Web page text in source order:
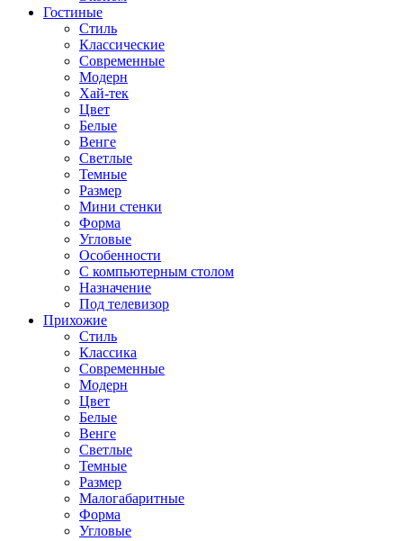
Гостиные
Стиль
Классические
Современные
Модерн
Хай-тек
Цвет
Белые
Венге
Светлые
Темные
Размер
Мини стенки
Форма
Угловые
Особенности
С компьютерным столом
Назначение
Под телевизор
Прихожие
Стиль
Классика
Современные
Модерн
Цвет
Белые
Венге
Светлые
Темные
Размер
Малогабаритные
Форма
Угловые